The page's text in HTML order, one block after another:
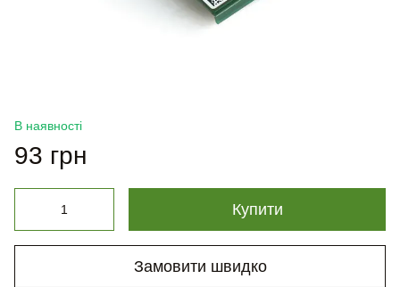
В наявності
93 грн
Купити
Замовити швидко